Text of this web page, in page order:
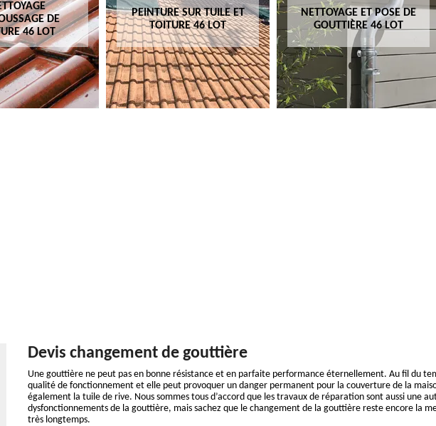
DE
46 LOT
PEINTURE SUR TUILE ET
TOITURE 46 LOT
NETTOYAGE ET POSE DE
GOUTTIÈRE 46 LOT
Devis changement de gouttière
Une gouttière ne peut pas en bonne résistance et en parfaite performance éternellement. Au fil du
qualité de fonctionnement et elle peut provoquer un danger permanent pour la couverture de la
également la tuile de rive. Nous sommes tous d’accord que les travaux de réparation sont aussi une
dysfonctionnements de la gouttière, mais sachez que le changement de la gouttière reste encore la
très longtemps.